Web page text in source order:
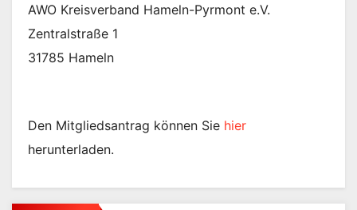
AWO Kreisverband Hameln-Pyrmont e.V.
Zentralstraße 1
31785 Hameln
Den Mitgliedsantrag können Sie hier
herunterladen.